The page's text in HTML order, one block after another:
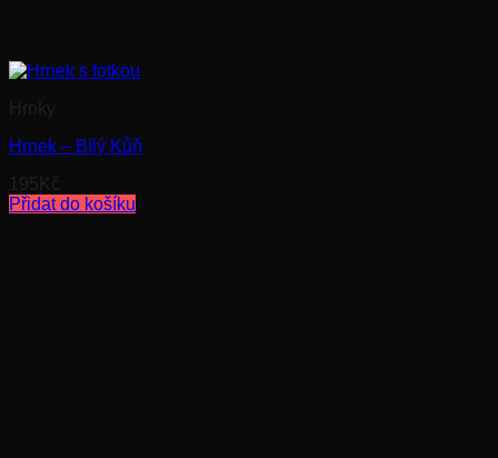
Hrnek – Bílý Kůň
195 Kč
Přidat do košíku